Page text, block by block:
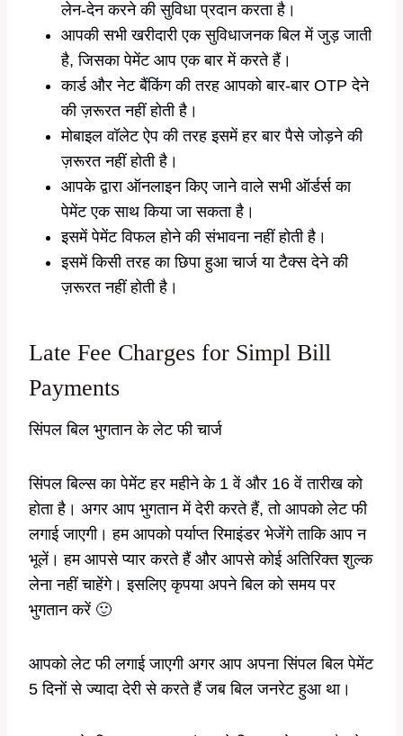
लेन-देन करने की सुविधा प्रदान करता है।
आपकी सभी खरीदारी एक सुविधाजनक बिल में जुड़ जाती
है, जिसका पेमेंट आप एक बार में करते हैं।
कार्ड और नेट बैंकिंग की तरह आपको बार-बार OTP देने
की ज़रूरत नहीं होती है।
मोबाइल वॉलेट ऐप की तरह इसमें हर बार पैसे जोड़ने की
ज़रूरत नहीं होती है।
आपके द्वारा ऑनलाइन किए जाने वाले सभी ऑर्डर्स का
पेमेंट एक साथ किया जा सकता है।
इसमें पेमेंट विफल होने की संभावना नहीं होती है।
इसमें किसी तरह का छिपा हुआ चार्ज या टैक्स देने की
ज़रूरत नहीं होती है।
Late Fee Charges for Simpl Bill
Payments
सिंपल बिल भुगतान के लेट फी चार्ज
सिंपल बिल्स का पेमेंट हर महीने के 1 वें और 16 वें तारीख को
होता है। अगर आप भुगतान में देरी करते हैं, तो आपको लेट फी
लगाई जाएगी। हम आपको पर्याप्त रिमाइंडर भेजेंगे ताकि आप न
भूलें। हम आपसे प्यार करते हैं और आपसे कोई अतिरिक्त शुल्क
लेना नहीं चाहेंगे। इसलिए कृपया अपने बिल को समय पर
भुगतान करें 🙂
आपको लेट फी लगाई जाएगी अगर आप अपना सिंपल बिल पेमेंट
5 दिनों से ज्यादा देरी से करते हैं जब बिल जनरेट हुआ था।